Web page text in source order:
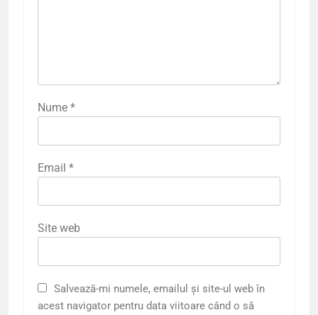
Nume *
Email *
Site web
Salvează-mi numele, emailul și site-ul web în
acest navigator pentru data viitoare când o să